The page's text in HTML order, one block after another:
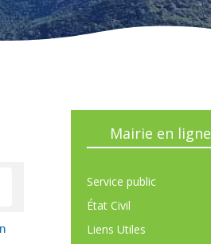
Mairie en ligne
Service public
État Civil
Liens Utiles